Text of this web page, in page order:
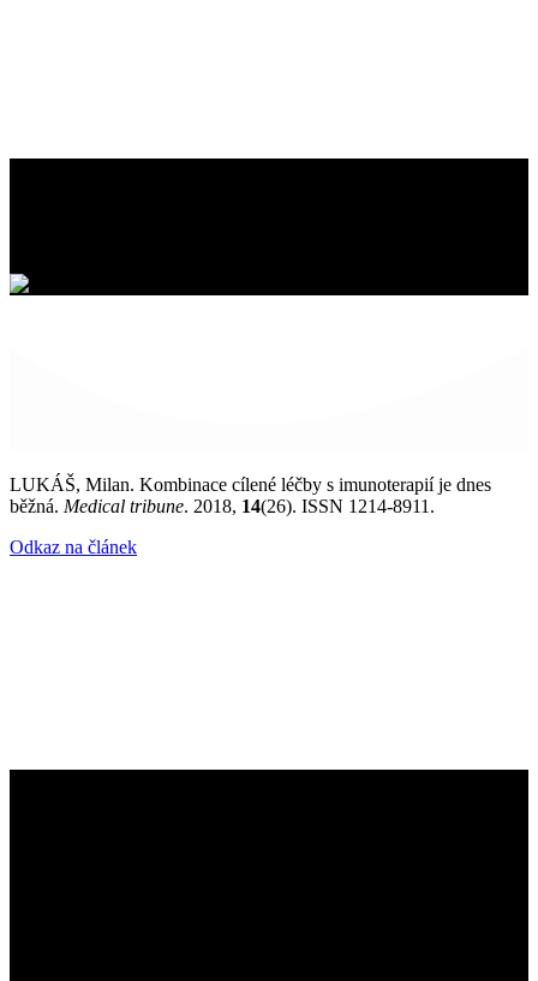
LUKÁŠ, Milan. Kombinace cílené léčby s imunoterapií je dnes
běžná. Medical tribune. 2018, 14(26). ISSN 1214-8911.
Odkaz na článek